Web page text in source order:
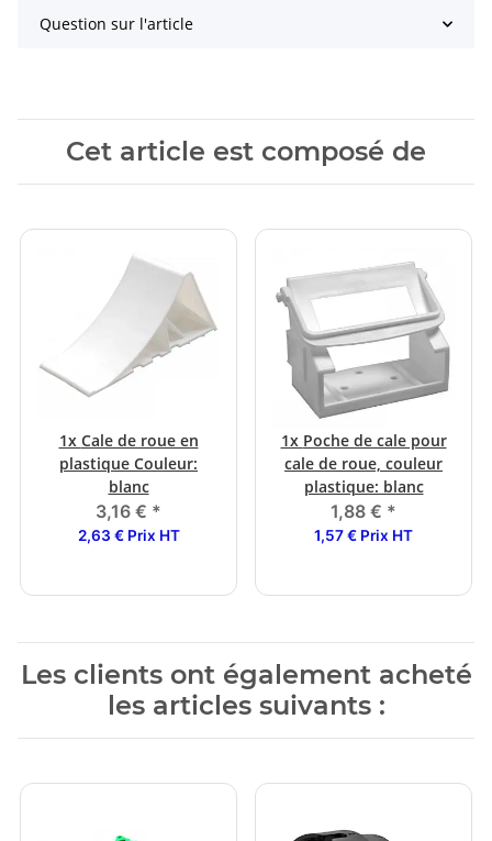
Question sur l'article
Cet article est composé de
1x Cale de roue en
plastique Couleur:
blanc
3,16 € *
2,63 € Prix HT
1x Poche de cale pour
cale de roue, couleur
plastique: blanc
1,88 € *
1,57 € Prix HT
Les clients ont également acheté
les articles suivants :